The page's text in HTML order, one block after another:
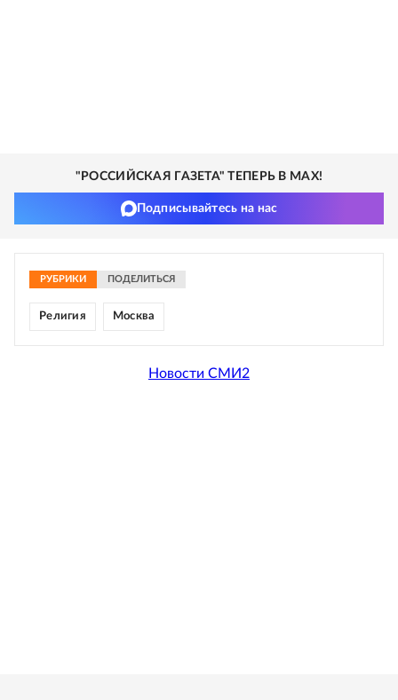
"РОССИЙСКАЯ ГАЗЕТА" ТЕПЕРЬ В MAX!
Подписывайтесь на нас
РУБРИКИ ПОДЕЛИТЬСЯ
Религия Москва
Новости СМИ2